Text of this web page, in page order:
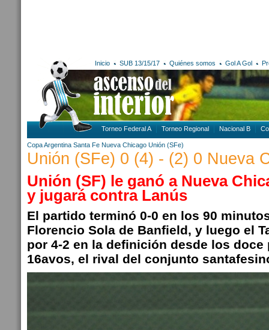
Inicio SUB 13/15/17 Quiénes somos Gol A Gol
Torneo Federal A Torneo Regional Nacional B
Copa Argentina Santa Fe Nueva Chicago Unión (SFe)
Unión (SFe) 0 (4) - (2) 0 Nueva
Unión (SF) le ganó a Nueva
y jugará contra Lanús
El partido terminó 0-0 en los 90
Florencio Sola de Banfield, y luego el
por 4-2 en la definición desde los doce
16avos, el rival del conjunto